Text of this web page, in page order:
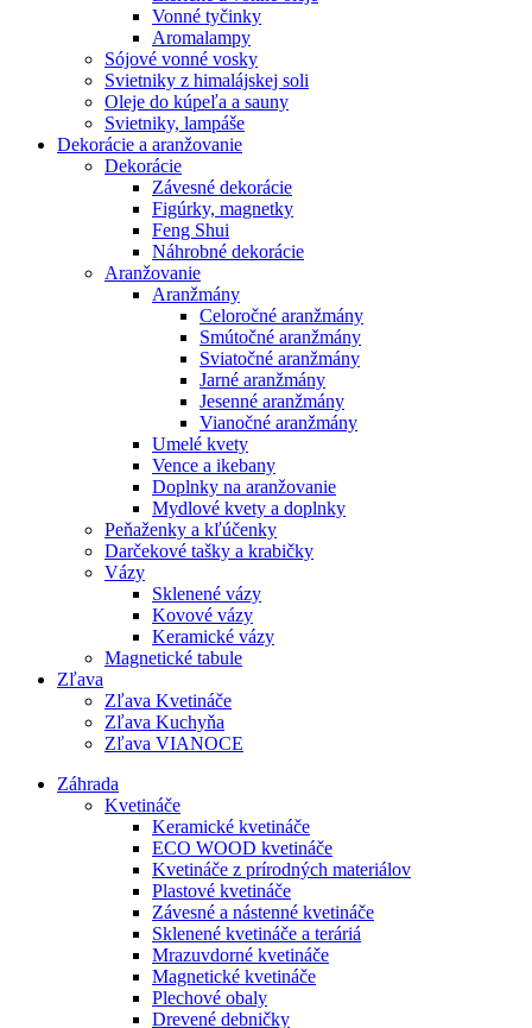
Vonné tyčinky
Aromalampy
Sójové vonné vosky
Svietniky z himalájskej soli
Oleje do kúpeľa a sauny
Svietniky, lampáše
Dekorácie a aranžovanie
Dekorácie
Závesné dekorácie
Figúrky, magnetky
Feng Shui
Náhrobné dekorácie
Aranžovanie
Aranžmány
Celoročné aranžmány
Smútočné aranžmány
Sviatočné aranžmány
Jarné aranžmány
Jesenné aranžmány
Vianočné aranžmány
Umelé kvety
Vence a ikebany
Doplnky na aranžovanie
Mydlové kvety a doplnky
Peňaženky a kľúčenky
Darčekové tašky a krabičky
Vázy
Sklenené vázy
Kovové vázy
Keramické vázy
Magnetické tabule
Zľava
Zľava Kvetináče
Zľava Kuchyňa
Zľava VIANOCE
Záhrada
Kvetináče
Keramické kvetináče
ECO WOOD kvetináče
Kvetináče z prírodných materiálov
Plastové kvetináče
Závesné a nástenné kvetináče
Sklenené kvetináče a teráriá
Mrazuvdorné kvetináče
Magnetické kvetináče
Plechové obaly
Drevené debničky